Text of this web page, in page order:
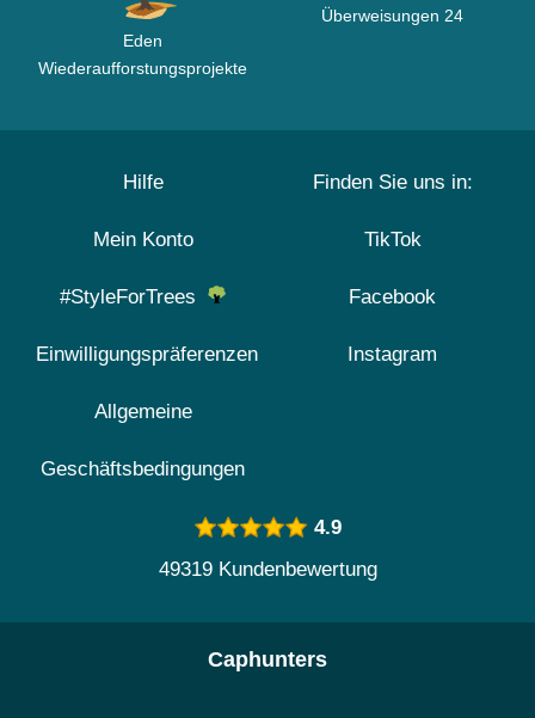
Eden
Wiederaufforstungsprojekte
Überweisungen 24
Hilfe
Mein Konto
#StyleForTrees
Einwilligungspräferenzen
Allgemeine
Geschäftsbedingungen
Finden Sie uns in:
TikTok
Facebook
Instagram
4.9
49319 Kundenbewertung
Caphunters